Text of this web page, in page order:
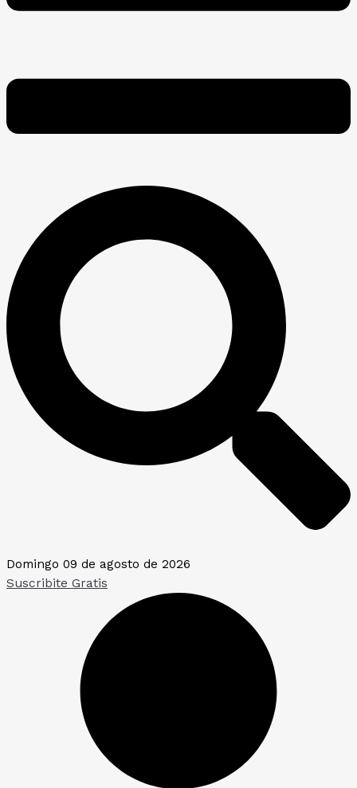
Domingo 09 de agosto de 2026
Suscribite Gratis